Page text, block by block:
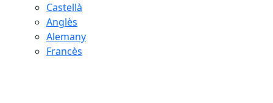
Castellà
Anglès
Alemany
Francès